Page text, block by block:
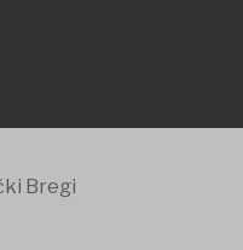
Bregi